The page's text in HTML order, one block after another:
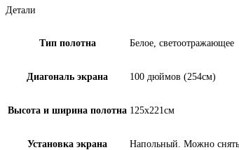
Детали
Тип полотна Белое, светоотражающее
Диагональ экрана 100 дюймов (254см)
Высота и ширина полотна 125х221см
Установка экрана Напольный. Можно снять